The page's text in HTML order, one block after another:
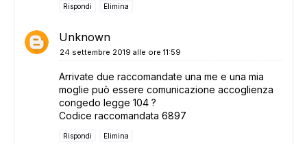
Rispondi Elimina
Unknown
24 settembre 2019 alle ore 11:59
Arrivate due raccomandate una me e una mia
moglie può essere comunicazione accoglienza
congedo legge 104 ?
Codice raccomandata 6897
Rispondi Elimina